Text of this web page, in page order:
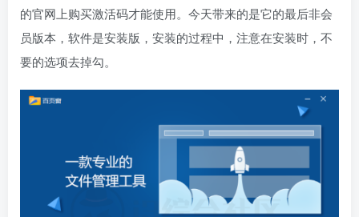
的官网上购买激活码才能使用。今天带来的是它的最后非会
员版本，软件是安装版，安装的过程中，注意在安装时，不
要的选项去掉勾。